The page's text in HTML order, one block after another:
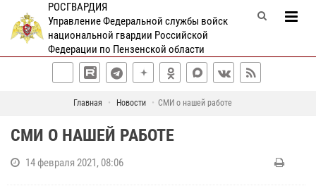
РОСГВАРДИЯ
Управление Федеральной службы войск
национальной гвардии Российской
Федерации по Пензенской области
Главная Новости СМИ о нашей работе
СМИ О НАШЕЙ РАБОТЕ
14 февраля 2021, 08:06